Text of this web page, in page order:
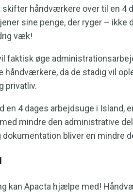
skifter håndværkere over til en 4
sine penge, der ryger –
væk!
faktisk øge
håndværkere, da de stadig vil
privatliv.
en 4 dages arbejdsuge i Island,
mindre den administrative
dokumentation bliver en mindre
kan Apacta hjælpe med!